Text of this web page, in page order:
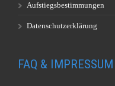
Aufstiegsbestimmungen
Datenschutzerklärung
FAQ & IMPRESSUM